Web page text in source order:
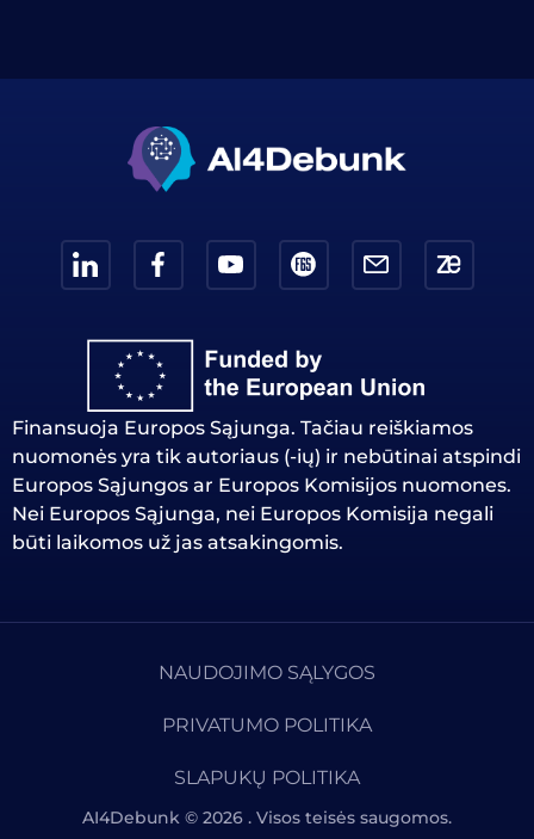
Finansuoja Europos Sąjunga. Tačiau reiškiamos
nuomonės yra tik autoriaus (-ių) ir nebūtinai atspindi
Europos Sąjungos ar Europos Komisijos nuomones.
Nei Europos Sąjunga, nei Europos Komisija negali
būti laikomos už jas atsakingomis.
NAUDOJIMO SĄLYGOS
PRIVATUMO POLITIKA
SLAPUKŲ POLITIKA
AI4Debunk © 2026 . Visos teisės saugomos.